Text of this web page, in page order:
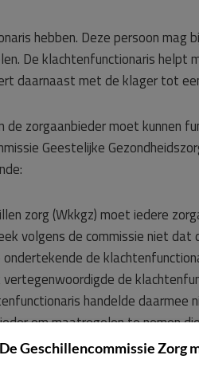
hebben. Deze persoon mag
De klachtenfunctionaris helpt
daarnaast met de klager tot
zorgaanbieder moet kunnen
Geestelijke
zorg (Wkkgz) moet iedere
volgens de commissie niet
ondertekende de
vertegenwoordigde de
handelde daarmee
om maatregelen te nemen
dat een cliënt de (rol
De Geschillencommissie Zorg